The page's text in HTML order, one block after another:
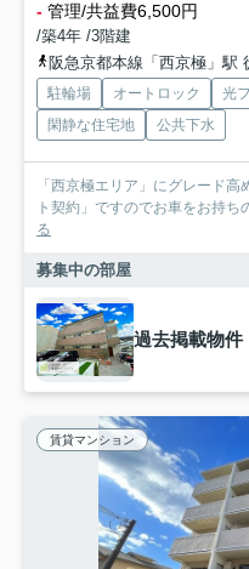
- 管理/共益費6,500円
/築4年 /3階建
阪急京都本線「西京極」駅
駐輪場 オートロック 光
閑静な住宅地
公共下水
「西京極エリア」にグレード
ト契約」ですのでお車をお持ち
る
募集中の部屋
過去掲載物件
賃貸マンション